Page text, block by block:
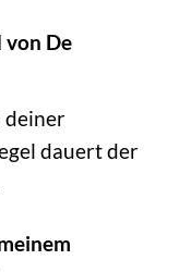
von De
deiner
dauert der